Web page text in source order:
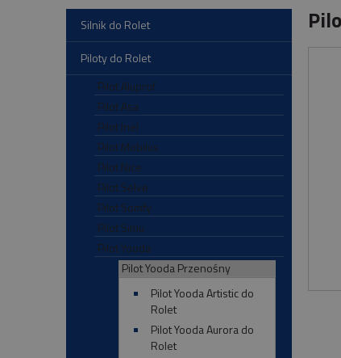
Silnik do Rolet
Piloty do Rolet
Pilot Aluprof
Pilot Asa
Pilot Inel
Pilot Mobilus
Pilot Nice
Pilot Selve
Pilot Somfy
Pilot Simu
Pilot Yooda
Pilot Yooda Przenośny
Pilot Yooda Artistic do
Rolet
Pilot Yooda Aurora do
Rolet